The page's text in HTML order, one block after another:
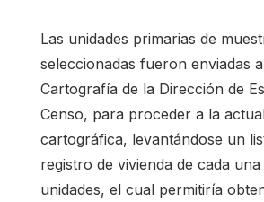
Las unidades primarias de
seleccionadas fueron enviadas
Cartografía de la Dirección de
Censo, para proceder a la
cartográfica, levantándose un
registro de vivienda de cada una
unidades, el cual permitiría